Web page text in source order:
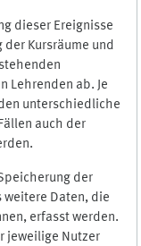
dieser Ereignisse
Kursräume und
Lehrenden ab. Je
unterschiedliche
auch der
der
weitere Daten, die
erfasst werden.
jeweilige Nutzer